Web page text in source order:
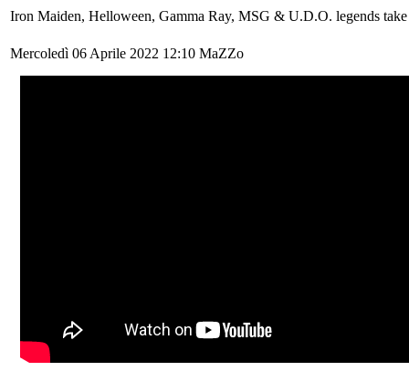
Iron Maiden, Helloween, Gamma Ray, MSG & U.D.O. legends
Mercoledì 06 Aprile 2022 12:10 MaZZo